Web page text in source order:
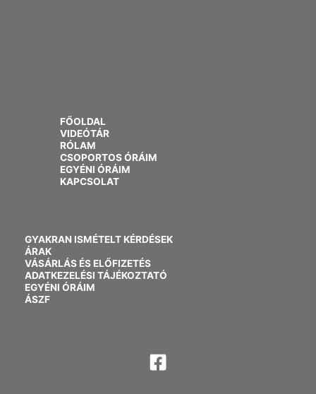
FŐOLDAL
VIDEÓTÁR
RÓLAM
CSOPORTOS ÓRÁIM
EGYÉNI ÓRÁIM
KAPCSOLAT
GYAKRAN ISMÉTELT KÉRDÉSEK
ÁRAK
VÁSÁRLÁS ÉS ELŐFIZETÉS
ADATKEZELÉSI TÁJÉKOZTATÓ
EGYÉNI ÓRÁIM
ÁSZF